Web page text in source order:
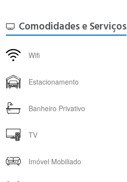
Comodidades e Serviços
Wifi
Estacionamento
Banheiro Privativo
TV
Imóvel Mobiliado